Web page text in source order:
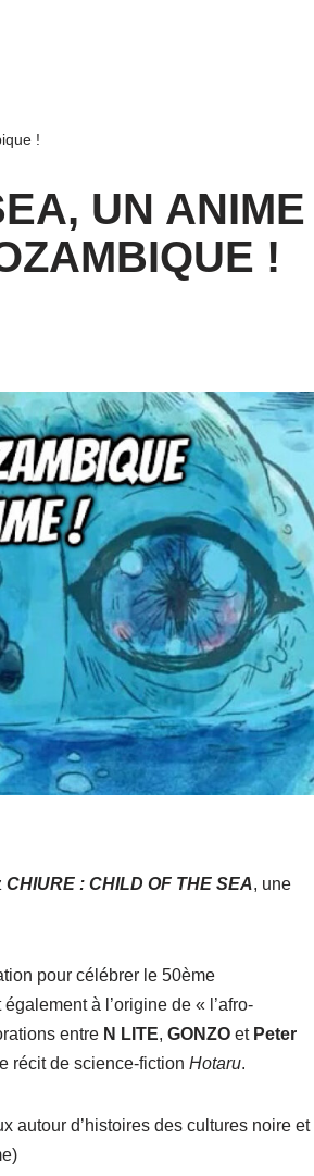
!
UN ANIME
!
CHIURE : CHILD OF THE SEA, une
pour célébrer le 50ème
à l’origine de « l’afro-
entre N LITE, GONZO et Peter
récit de science-fiction Hotaru.
autour d’histoires des cultures noire et